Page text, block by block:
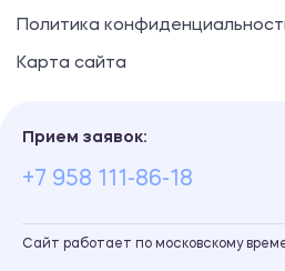
Политика
Карта сайта
Прием заявок:
+7 958 111-86-18
Сайт работает по московскому